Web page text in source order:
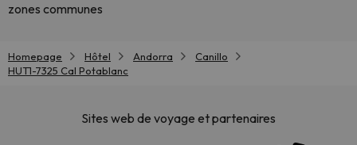
zones communes
Homepage Hôtel Andorra
Canillo
HUT1-7325 Cal Potablanc
Sites web de voyage et partenaires